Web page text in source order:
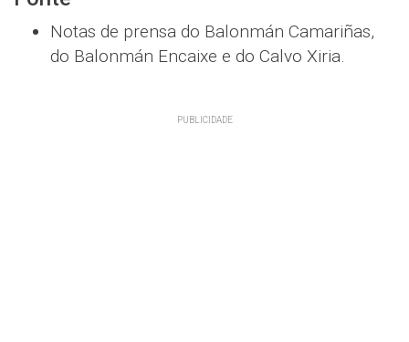
Notas de prensa do Balonmán Camariñas,
do Balonmán Encaixe e do Calvo Xiria.